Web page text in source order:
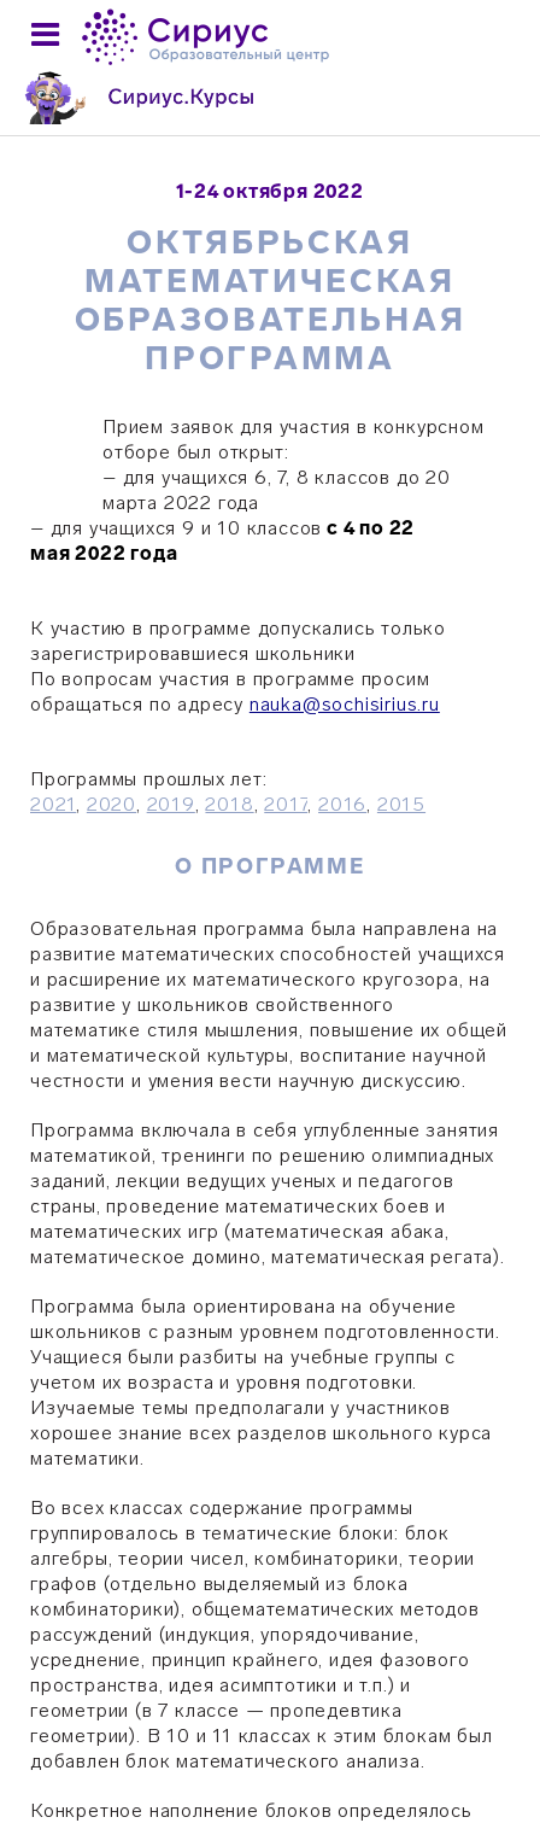
1-24 октября 2022
ОКТЯБРЬСКАЯ
МАТЕМАТИЧЕСКАЯ
ОБРАЗОВАТЕЛЬНАЯ
ПРОГРАММА
Прием заявок для участия в конкурсном
отборе был открыт:
– для учащихся 6, 7, 8 классов до 20
марта 2022 года
– для учащихся 9 и 10 классов с 4 по 22
мая 2022 года
К участию в программе допускались только
зарегистрировавшиеся школьники
По вопросам участия в программе просим
обращаться по адресу nauka@sochisirius.ru
Программы прошлых лет:
2021, 2020, 2019,2018,2017,2016, 2015
О ПРОГРАММЕ
Образовательная программа была направлена на
развитие математических способностей учащихся
и расширение их математического кругозора, на
развитие у школьников свойственного
математике стиля мышления, повышение их общей
и математической культуры, воспитание научной
честности и умения вести научную дискуссию.
Программа включала в себя углубленные занятия
математикой, тренинги по решению олимпиадных
заданий, лекции ведущих ученых и педагогов
страны, проведение математических боев и
математических игр (математическая абака,
математическое домино, математическая регата).
Программа была ориентирована на обучение
школьников с разным уровнем подготовленности.
Учащиеся были разбиты на учебные группы с
учетом их возраста и уровня подготовки.
Изучаемые темы предполагали у участников
хорошее знание всех разделов школьного курса
математики.
Во всех классах содержание программы
группировалось в тематические блоки: блок
алгебры, теории чисел, комбинаторики, теории
графов (отдельно выделяемый из блока
комбинаторики), общематематических методов
рассуждений (индукция, упорядочивание,
усреднение, принцип крайнего, идея фазового
пространства, идея асимптотики и т.п.) и
геометрии (в 7 классе — пропедевтика
геометрии). В 10 и 11 классах к этим блокам был
добавлен блок математического анализа.
Конкретное наполнение блоков определялось